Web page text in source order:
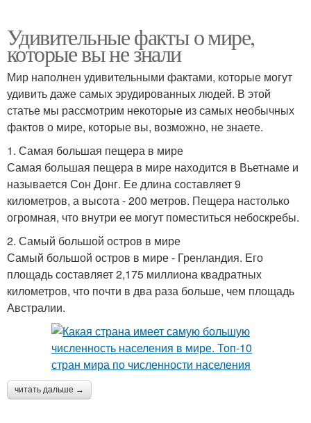
Удивительные факты о мире,
которые вы не знали
Мир наполнен удивительными фактами, которые могут
удивить даже самых эрудированных людей. В этой
статье мы рассмотрим некоторые из самых необычных
фактов о мире, которые вы, возможно, не знаете.
1. Самая большая пещера в мире
Самая большая пещера в мире находится в Вьетнаме и
называется Сон Донг. Ее длина составляет 9
километров, а высота - 200 метров. Пещера настолько
огромная, что внутри ее могут поместиться небоскребы.
2. Самый большой остров в мире
Самый большой остров в мире - Гренландия. Его
площадь составляет 2,175 миллиона квадратных
километров, что почти в два раза больше, чем площадь
Австралии.
читать дальше →